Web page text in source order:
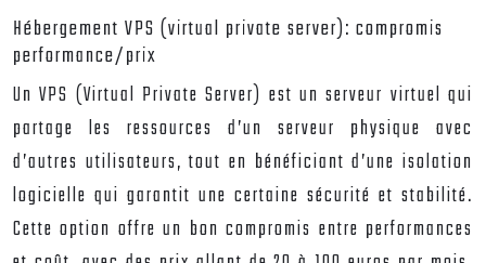
Hébergement VPS (virtual private server): compromis
performance/prix
Un VPS (Virtual Private Server) est un serveur virtuel qui
partage les ressources d’un serveur physique avec
d’autres utilisateurs, tout en bénéficiant d’une isolation
logicielle qui garantit une certaine sécurité et stabilité.
Cette option offre un bon compromis entre performances